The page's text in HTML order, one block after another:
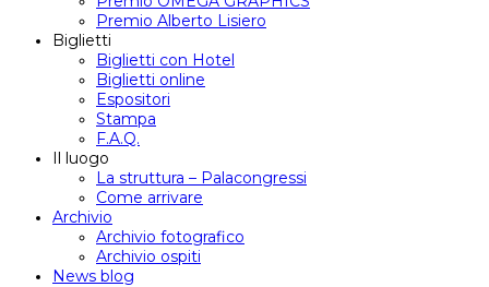
Premio Alberto Lisiero
Biglietti
Biglietti con Hotel
Biglietti online
Espositori
Stampa
F.A.Q.
Il luogo
La struttura – Palacongressi
Come arrivare
Archivio
Archivio fotografico
Archivio ospiti
News blog